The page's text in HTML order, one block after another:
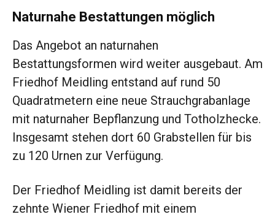
Naturnahe Bestattungen möglich
Das Angebot an naturnahen
Bestattungsformen wird weiter ausgebaut. Am
Friedhof Meidling entstand auf rund 50
Quadratmetern eine neue Strauchgrabanlage
mit naturnaher Bepflanzung und Totholzhecke.
Insgesamt stehen dort 60 Grabstellen für bis
zu 120 Urnen zur Verfügung.
Der Friedhof Meidling ist damit bereits der
zehnte Wiener Friedhof mit einem